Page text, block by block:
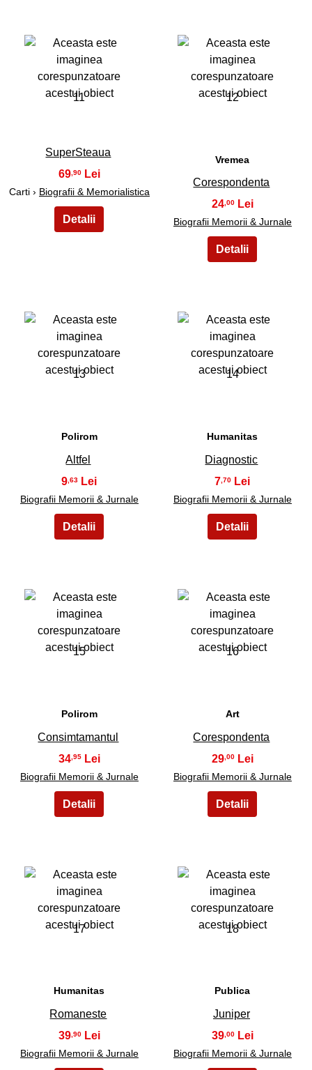
11
SuperSteaua
69,90
Carti › Biografii & Memorialistica
12
Vremea
Corespondenta
24,00
Biografii Memorii & Jurnale
13
Polirom
Altfel
9 ,63
Biografii Memorii & Jurnale
14
Humanitas
Diagnostic
7 ,70
Biografii Memorii & Jurnale
15
Polirom
Consimtamantul
34,95
Biografii Memorii & Jurnale
16
Art
Corespondenta
29,00
Biografii Memorii & Jurnale
17
Humanitas
Romaneste
39,90
Biografii Memorii & Jurnale
18
Publica
Juniper
39,00
Biografii Memorii & Jurnale